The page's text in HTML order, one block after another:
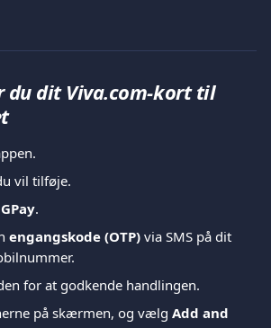
du dit Viva.com-kort til
vil tilføje.
.
engangskode (OTP) via SMS på dit
for at godkende handlingen.
på skærmen, og vælg Add and